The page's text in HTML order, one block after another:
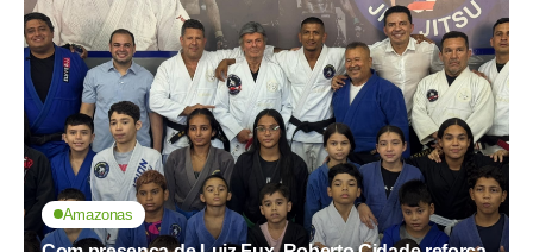
Amazonas